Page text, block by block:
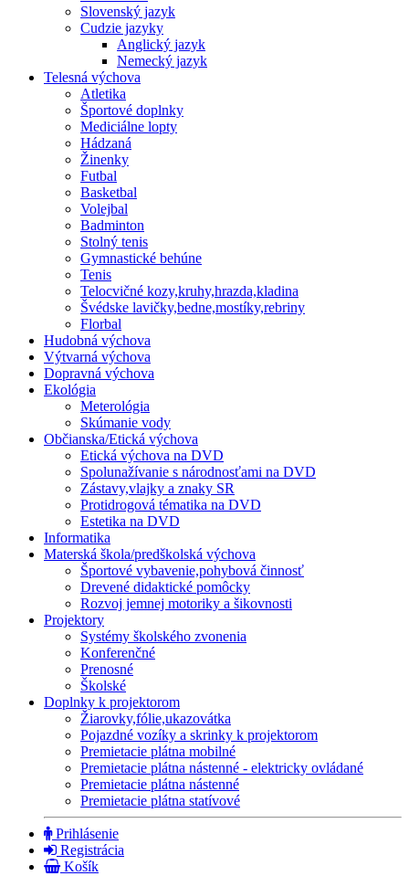
Slovenský jazyk
Cudzie jazyky
Anglický jazyk
Nemecký jazyk
Telesná výchova
Atletika
Športové doplnky
Mediciálne lopty
Hádzaná
Žinenky
Futbal
Basketbal
Volejbal
Badminton
Stolný tenis
Gymnastické behúne
Tenis
Telocvičné kozy,kruhy,hrazda,kladina
Švédske lavičky,bedne,mostíky,rebriny
Florbal
Hudobná výchova
Výtvarná výchova
Dopravná výchova
Ekológia
Meterológia
Skúmanie vody
Občianska/Etická výchova
Etická výchova na DVD
Spolunažívanie s národnosťami na DVD
Zástavy,vlajky a znaky SR
Protidrogová tématika na DVD
Estetika na DVD
Informatika
Materská škola/predškolská výchova
Športové vybavenie,pohybová činnosť
Drevené didaktické pomôcky
Rozvoj jemnej motoriky a šikovnosti
Projektory
Systémy školského zvonenia
Konferenčné
Prenosné
Školské
Doplnky k projektorom
Žiarovky,fólie,ukazovátka
Pojazdné vozíky a skrinky k projektorom
Premietacie plátna mobilné
Premietacie plátna nástenné - elektricky ovládané
Premietacie plátna nástenné
Premietacie plátna statívové
Prihlásenie
Registrácia
Košík